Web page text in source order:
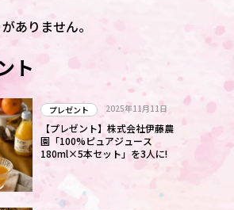
ありません。
ト
プレゼント 2025年11月11日
【プレゼント】株式会社伊藤農
園「100%ピュアジュース
180ml×5本セット」を3人に!